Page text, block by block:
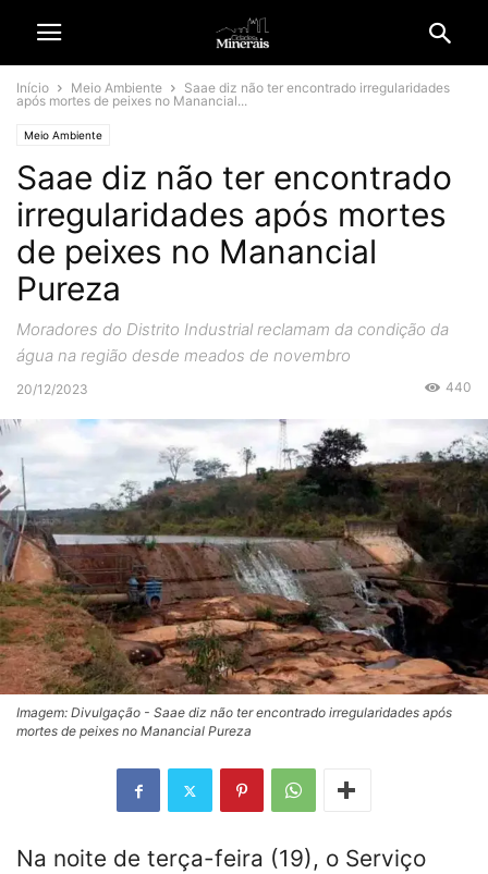
Início Meio Ambiente
Saae diz não ter encontrado irregularidades
após mortes de peixes no Manancial...
Meio Ambiente
Saae diz não ter encontrado
irregularidades após mortes
de peixes no Manancial
Pureza
Moradores do Distrito Industrial reclamam da condição da
água na região desde meados de novembro
20/12/2023 440
Imagem: Divulgação - Saae diz não ter encontrado irregularidades após
mortes de peixes no Manancial Pureza
Na noite de terça-feira (19), o Serviço